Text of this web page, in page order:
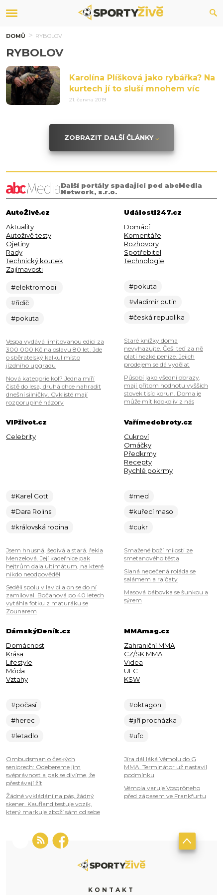
DOMŮ RYBOLOV
RYBOLOV
Karolína Plíšková jako rybářka? Na
kurtech jí to sluší mnohem víc
21. června 2019
ZOBRAZIT DALŠÍ ČLÁNKY
Další portály spadající pod abcMedia
Network, s.r.o.
AutoŽivě.cz
Aktuality
Autoživě testy
Ojetiny
Rady
Technický koutek
Zajímavosti
#elektromobil
#řidič
#pokuta
Vespa vydává limitovanou edici za
300 000 Kč na oslavu 80 let. Jde
o sběratelský kalkul místo
jízdního upgradu
Nová kategorie kol? Jedna míří
čistě do lesa, druhá chce nahradit
dnešní silničky. Cyklisté mají
rozporuplné názory
Události247.cz
Domácí
Komentáře
Rozhovory
Spotřebitel
Technologie
#pokuta
#vladimir putin
#česká republika
Staré knížky doma
nevyhazujte. Češi teď za ně
platí hezké peníze. Jejich
prodejem se dá vydělat
Působí jako všední obrazy,
mají přitom hodnotu vyšších
stovek tisíc korun. Doma je
může mít kdokoliv z nás
VIPživot.cz
Celebrity
#Karel Gott
#Dara Rolins
#královská rodina
Jsem hnusná, šedivá a stará, řekla
Menzelová. Její kadeřnice pak
hejtrům dala ultimátum, na které
nikdo neodpověděl
Seděli spolu v lavici a on se do ní
zamiloval. Bočanová po 40 letech
vytáhla fotku z maturáku se
Zounarem
Vařímedobroty.cz
Cukroví
Omáčky
Předkrmy
Recepty
Rychlé pokrmy
#med
#kuřecí maso
#cukr
Smažené boží milosti ze
smetanového těsta
Slaná nepečená roláda se
salámem a rajčaty
Masová bábovka se šunkou a
sýrem
DámskýDeník.cz
Domácnost
Krása
Lifestyle
Móda
Vztahy
#počasí
#herec
#letadlo
Ombudsman o českých
seniorech: Odebereme jim
svéprávnost a pak se divíme, že
přestávají žít
Žádné vykládání na pás, žádný
skener. Kaufland testuje vozík,
který markuje zboží sám od sebe
MMAmag.cz
Zahraniční MMA
CZ/SK MMA
Videa
UFC
KSW
#oktagon
#jiří procházka
#ufc
Jíra dál láká Vémolu do G
MMA. Terminátor už nastavil
podmínku
Vémola varuje Vosgröneho
před zápasem ve Frankfurtu
KONTAKT